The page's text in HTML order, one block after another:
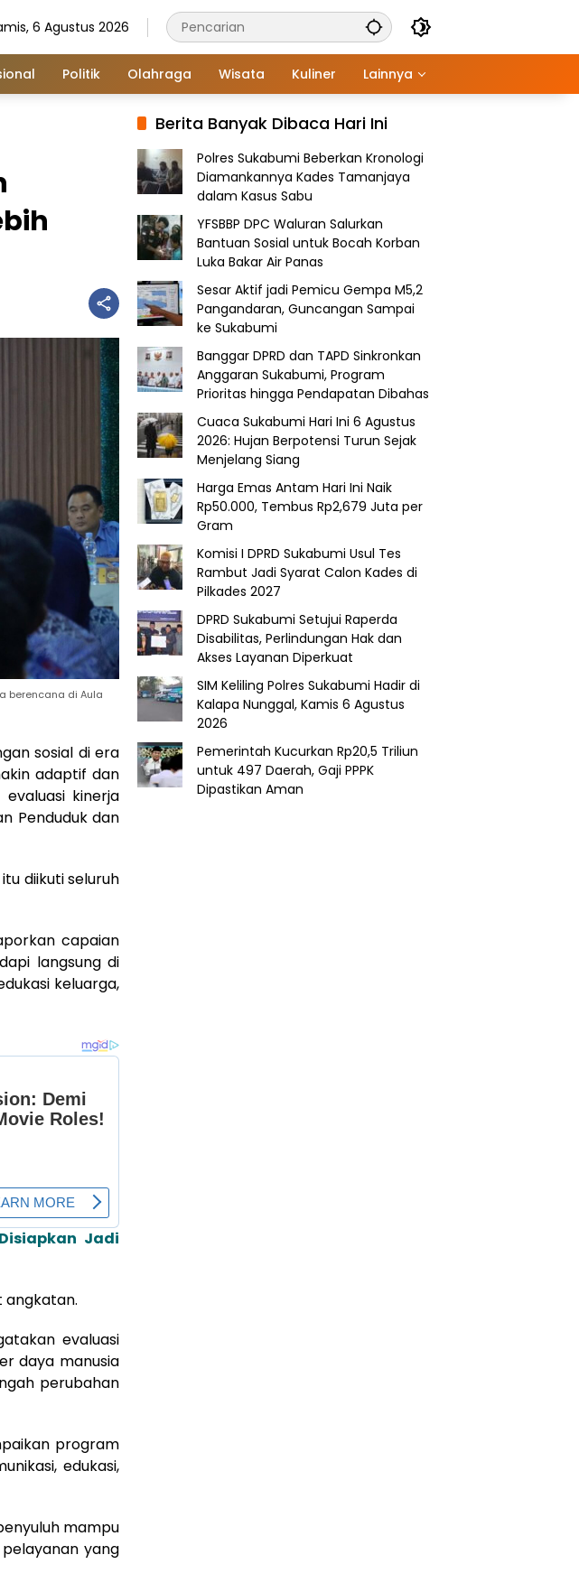
6 Agustus 2026
Politik Olahraga Wisata Kuliner Lainnya
berencana di Aula
sosial di era
adaptif dan
kinerja
Penduduk dan
diikuti seluruh
capaian
langsung di
keluarga,
Jadi
angkatan.
evaluasi
daya manusia
perubahan
program
edukasi,
mampu
yang
Berita Banyak Dibaca Hari Ini
Polres Sukabumi Beberkan Kronologi
Diamankannya Kades Tamanjaya
dalam Kasus Sabu
YFSBBP DPC Waluran Salurkan
Bantuan Sosial untuk Bocah Korban
Luka Bakar Air Panas
Sesar Aktif jadi Pemicu Gempa M5,2
Pangandaran, Guncangan Sampai
ke Sukabumi
Banggar DPRD dan TAPD Sinkronkan
Anggaran Sukabumi, Program
Prioritas hingga Pendapatan Dibahas
Cuaca Sukabumi Hari Ini 6 Agustus
2026: Hujan Berpotensi Turun Sejak
Menjelang Siang
Harga Emas Antam Hari Ini Naik
Rp50.000, Tembus Rp2,679 Juta per
Gram
Komisi I DPRD Sukabumi Usul Tes
Rambut Jadi Syarat Calon Kades di
Pilkades 2027
DPRD Sukabumi Setujui Raperda
Disabilitas, Perlindungan Hak dan
Akses Layanan Diperkuat
SIM Keliling Polres Sukabumi Hadir di
Kalapa Nunggal, Kamis 6 Agustus
2026
Pemerintah Kucurkan Rp20,5 Triliun
untuk 497 Daerah, Gaji PPPK
Dipastikan Aman